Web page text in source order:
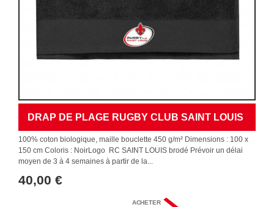
DRAP DE PLAGE RUGBY CLUB SAINT LOUIS
100% coton biologique, maille bouclette 450 g/m² Dimensions : 100 x
150 cm Coloris : NoirLogo RC SAINT LOUIS brodé Prévoir un délai
moyen de 3 à 4 semaines à partir de la...
40,00 €
ACHETER